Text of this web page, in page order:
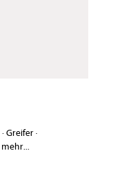
·Greifer·
mehr...